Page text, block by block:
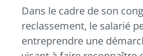
Dans le cadre de son
reclassement, le salarié
entreprendre une